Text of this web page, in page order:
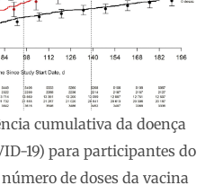
cumulativa da doença
19) para participantes do
de doses da vacina